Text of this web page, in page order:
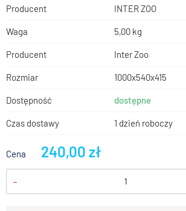
Producent INTER ZOO
Waga 5,00 kg
Producent Inter Zoo
Rozmiar 1000x540x415
Dostępność dostępne
Czas dostawy 1 dzień roboczy
Cena 240,00 zł
-